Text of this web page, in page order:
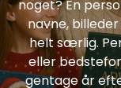
noget? En
navne,
helt særlig.
eller
gentage år